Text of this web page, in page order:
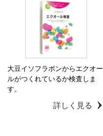
大豆イソフラボンからエクオー
ルがつくれているか検査しま
す。
詳しく見る